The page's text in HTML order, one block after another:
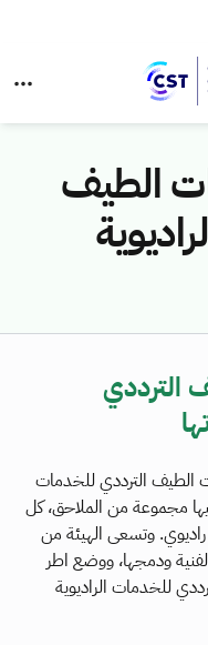
الطيف
الترددي
الطيف الترددي للخدمات
مجموعة من الملاحق، كل
وتسعى الهيئة من
ودمجها، ووضع اطر
للخدمات الراديوية